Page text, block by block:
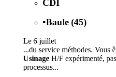
CDI
•Baule (45)
Le 6 juillet
...du service méthodes. Vous
Usinage H/F expérimenté,
processus...